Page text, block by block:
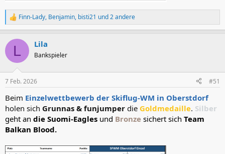
R
e
k
i
e
:
Finn-Lady, Benjamin, bisti21 und 2 andere
L Lila
Bankspieler
7 Feb. 2026 #51
Beim Einzelwettbewerb der Skiflug-WM in Oberstdorf
holen sich Grunnas & funjumper die Goldmedaille. Silber
geht an die Suomi-Eagles und Bronze sichert sich Team
Balkan Blood.